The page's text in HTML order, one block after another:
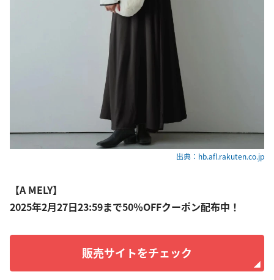
出典：hb.afl.rakuten.co.jp
【A MELY】
2025年2月27日23:59まで50％OFFクーポン配布中！
販売サイトをチェック